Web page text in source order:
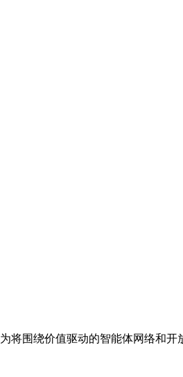
将围绕价值驱动的智能体网络和